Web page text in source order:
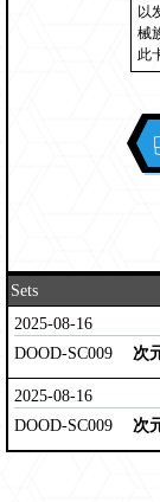
以
械
此
Sets
2025-08-16
DOOD-SC009
次
2025-08-16
DOOD-SC009
次